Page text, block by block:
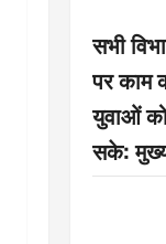
सभी
पर काम
युवाओं
सके: